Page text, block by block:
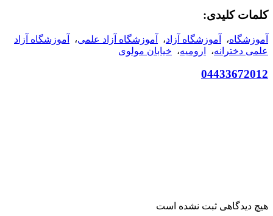
کلمات کلیدی:
آموزشگاه، آموزشگاه آزاد، آموزشگاه آزاد علمی،
آموزشگاه آزاد
علمی دخترانه، ارومیه، خیابان مولوی
04433672012
هیچ دیدگاهی ثبت نشده است